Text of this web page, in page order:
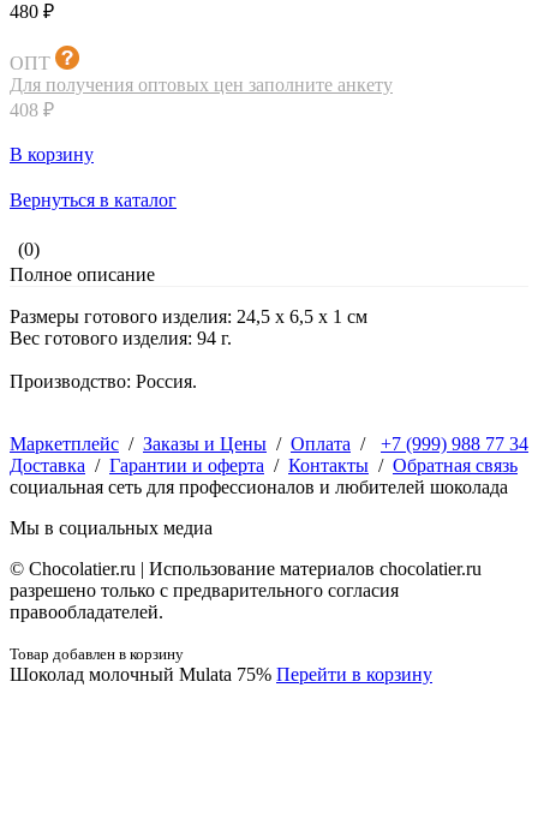
480 ₽
ОПТ
Для получения оптовых цен заполните анкету
408 ₽
В корзину
Вернуться в каталог
(0)
Полное описание
Размеры готового изделия: 24,5 х 6,5 х 1 см
Вес готового изделия: 94 г.
Производство: Россия.
+7 (999) 988 77 34
Маркетплейс / Заказы и Цены / Оплата /
Доставка / Гарантии и оферта / Контакты / Обратная связь
социальная сеть для профессионалов и любителей шоколада
Мы в социальных медиа
© Сhocolatier.ru | Использование материалов chocolatier.ru
разрешено только с предварительного согласия
правообладателей.
Товар добавлен в корзину
Шоколад молочный Mulata 75% Перейти в корзину